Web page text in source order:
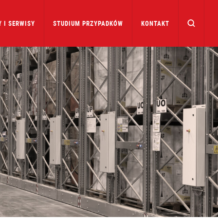
I SERWISY STUDIUM PRZYPADKÓW KONTAKT